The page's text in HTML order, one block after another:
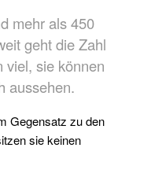
mehr als 450
geht die Zahl
viel, sie können
aussehen.
Gegensatz zu den
sie keinen